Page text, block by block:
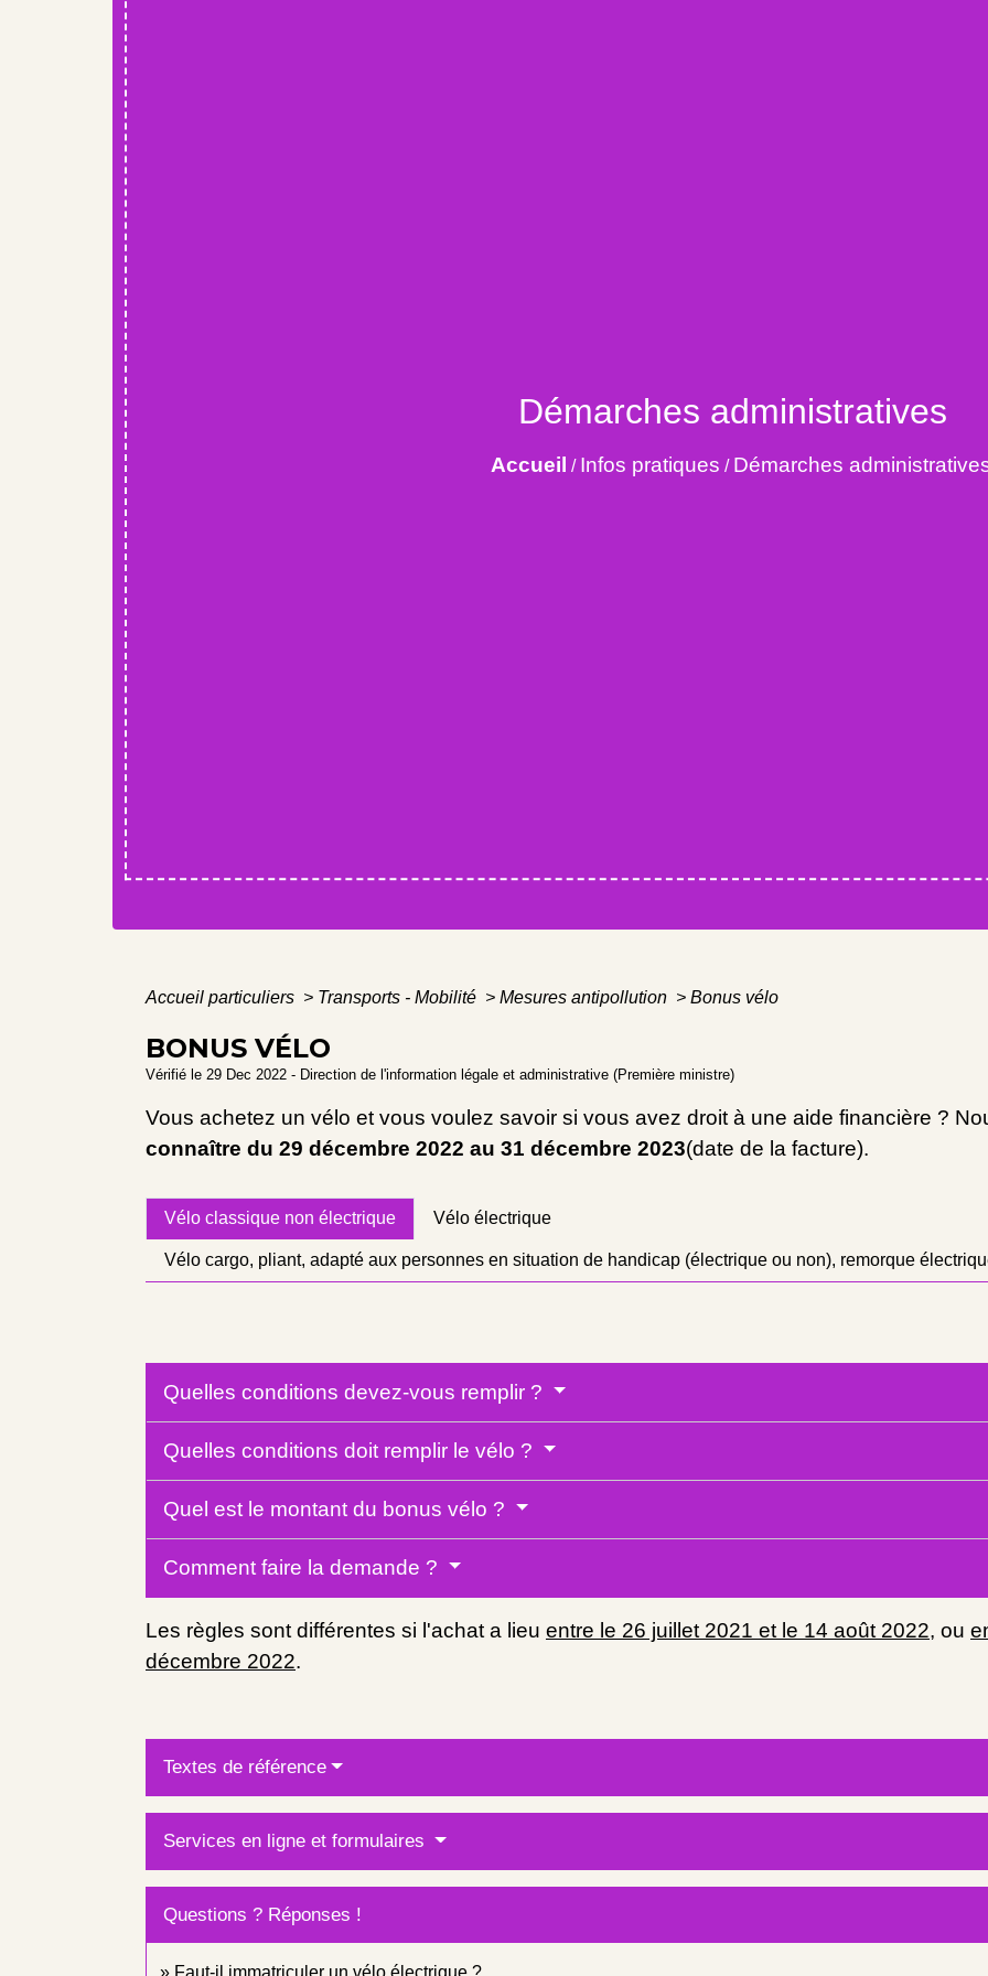
Démarches administratives
Accueil / Infos pratiques / Démarches
Accueil particuliers > Transports - Mobilité > Mesures antipollution > Bonus vélo
BONUS VÉLO
Vérifié le 29 Dec 2022 - Direction de l'information légale et administrative (Première ministre)
Vous achetez un vélo et vous voulez savoir si vous avez droit à une aide financière ?
connaître du 29 décembre 2022 au 31 décembre 2023(date de la facture).
Vélo classique non électrique Vélo électrique
Vélo cargo, pliant, adapté aux personnes en situation de handicap (électrique ou non), remorque
Quelles conditions devez-vous remplir ?
Quelles conditions doit remplir le vélo ?
Quel est le montant du bonus vélo ?
Comment faire la demande ?
Les règles sont différentes si l'achat a lieu entre le 26 juillet 2021 et le 14 août 2022, ou
décembre 2022.
Textes de référence
Services en ligne et formulaires
Questions ? Réponses !
Faut-il immatriculer un vélo électrique ?